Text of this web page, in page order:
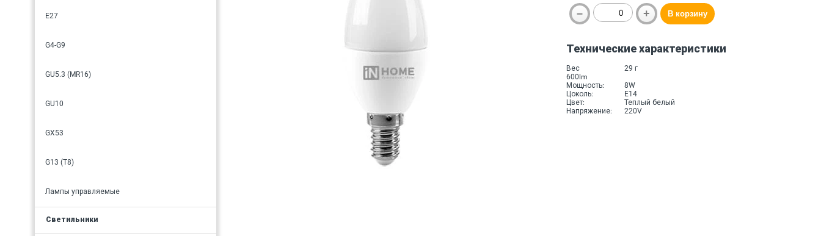
E27
G4-G9
GU5.3 (MR16)
GU10
GX53
G13 (T8)
Лампы управляемые
Светильники
Технические характеристики
Вес
29 г
600lm
Мощность:
8W
Цоколь:
E14
Цвет:
Теплый белый
Напряжение:
220V